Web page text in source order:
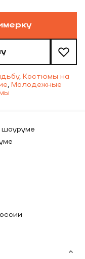
, Костюмы на
, Молодежные
шоуруме